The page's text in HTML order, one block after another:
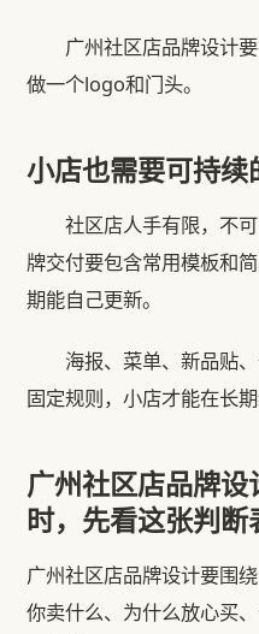
广州社区店品牌设计要
做一个logo和门头。
小店也需要可持续
社区店人手有限，不可
牌交付要包含常用模板和
期能自己更新。
海报、菜单、新品贴、
固定规则，小店才能在长期
广州社区店品牌
时，先看这张判断
广州社区店品牌设计要围
你卖什么、为什么放心买